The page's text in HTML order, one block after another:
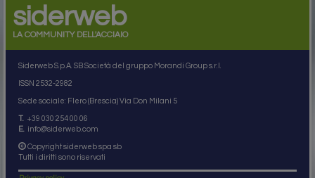
siderweb
LA COMMUNITY DELL'ACCIAIO
Siderweb S.p.A. SB Società del gruppo Morandi Group s.r.l.
ISSN 2532-2982
Sede sociale: Flero (Brescia) Via Don Milani 5
T. +39 030 254 00 06
E. info@siderweb.com
Copyright siderweb spa sb
Tutti i diritti sono riservati